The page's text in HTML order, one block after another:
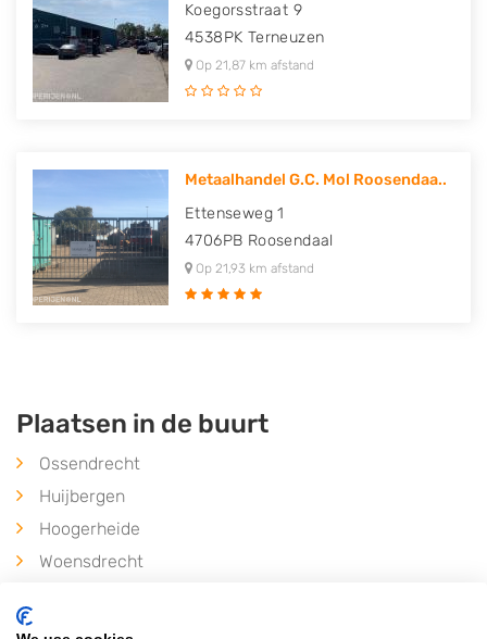
Koegorsstraat 9
4538PK Terneuzen
Op 21,87 km afstand
Metaalhandel G.C. Mol Roosendaa..
Ettenseweg 1
4706PB Roosendaal
Op 21,93 km afstand
Plaatsen in de buurt
Ossendrecht
Huijbergen
Hoogerheide
Woensdrecht